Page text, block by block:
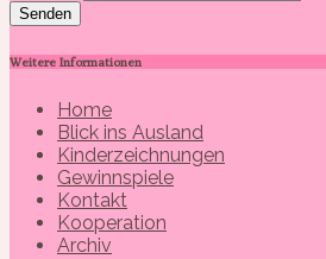
Senden
Weitere Informationen
Home
Blick ins Ausland
Kinderzeichnungen
Gewinnspiele
Kontakt
Kooperation
Archiv